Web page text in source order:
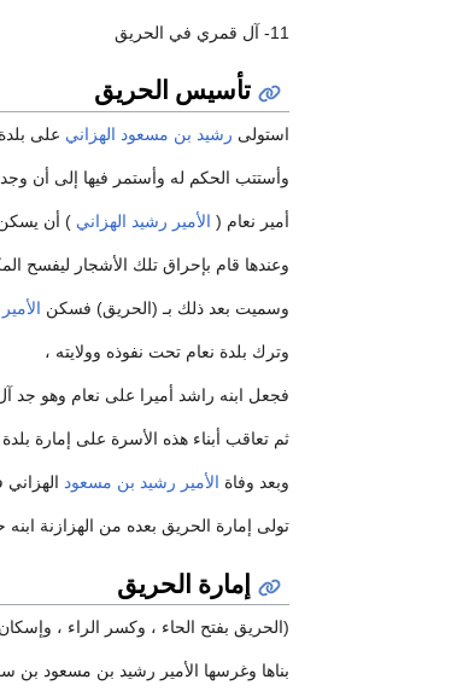
11- آل قمري في الحريق
تأسيس الحريق
استولى رشيد بن مسعود الهزاني على
وأستتب الحكم له وأستمر فيها إلى أن
أمير نعام ( الأمير رشيد الهزاني ) أن يسكن
وعندها قام بإحراق تلك الأشجار ليفسح
وسميت بعد ذلك بـ (الحريق) فسكن
وترك بلدة نعام تحت نفوذه وولايته ،
فجعل ابنه راشد أميرا على نعام وهو جد
ثم تعاقب أبناء هذه الأسرة على إمارة بلدة
وبعد وفاة الأمير رشيد بن مسعود
تولى إمارة الحريق بعده من الهزازنة
إمارة الحريق
(الحريق بفتح الحاء ، وكسر الراء ،
بناها وغرسها الأمير رشيد بن مسعود بن